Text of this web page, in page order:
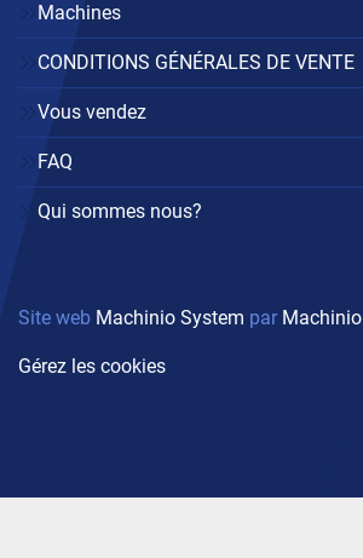
Machines
CONDITIONS GÉNÉRALES DE VENTE
Vous vendez
FAQ
Qui sommes nous?
Site web Machinio System par Machinio
Gérez les cookies